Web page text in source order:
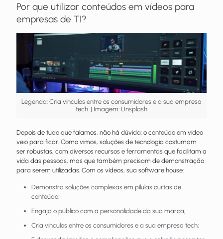
Por que utilizar conteúdos em vídeos para
empresas de TI?
Legenda: Cria vínculos entre os consumidores e a sua empresa
tech. | Imagem: Unsplash
Depois de tudo que falamos, não há dúvida: o conteúdo em vídeo
veio para ficar. Como vimos, soluções de tecnologia costumam
ser robustas, com diversos recursos e ferramentas que facilitam a
vida das pessoas, mas que também precisam de demonstração
para serem utilizadas. Com os vídeos, sua software house:
Demonstra soluções complexas em pílulas curtas de
conteúdo;
Engaja o público com a personalidade da sua marca;
Cria vínculos entre os consumidores e a sua empresa tech;